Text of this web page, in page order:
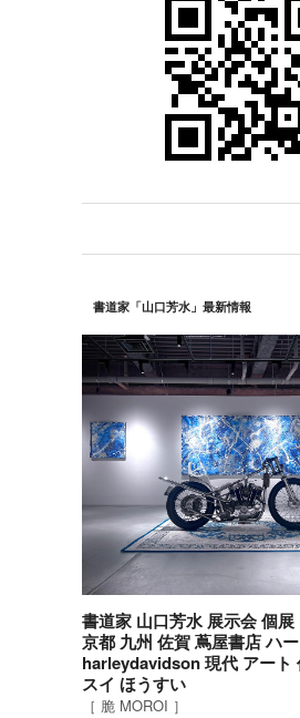
書道家「山口芳水」最新情報
書道家 山口芳水 展示会 個展
京都 九州 佐賀 蔦屋書店 ハ
harleydavidson 現代 アート
スイ ほうすい
［ 脆 MOROI ］